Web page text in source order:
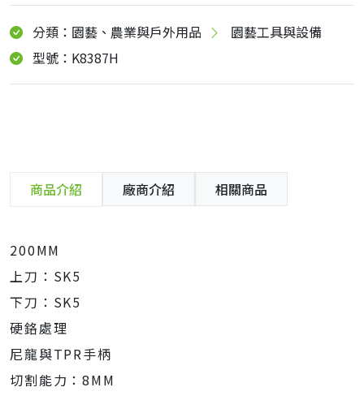
分類：園藝、農業與戶外用品
園藝工具與設備
型號：K8387H
商品介紹 廠商介紹 相關商品
200MM
上刀：SK5
下刀：SK5
硬鉻處理
尼龍與TPR手柄
切割能力：8MM